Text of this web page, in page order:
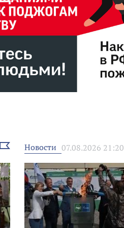
Выбрать
новость
Новости 07.08.2026 21:20